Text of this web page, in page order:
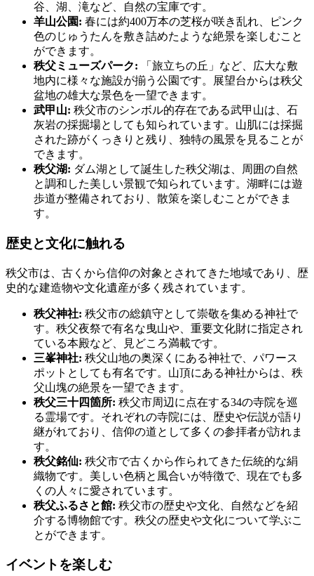
谷、湖、滝など、自然の宝庫です。
羊山公園: 春には約400万本の芝桜が咲き乱れ、ピンク
色のじゅうたんを敷き詰めたような絶景を楽しむこと
ができます。
秩父ミューズパーク: 「旅立ちの丘」など、広大な敷
地内に様々な施設が揃う公園です。展望台からは秩父
盆地の雄大な景色を一望できます。
武甲山: 秩父市のシンボル的存在である武甲山は、石
灰岩の採掘場としても知られています。山肌には採掘
された跡がくっきりと残り、独特の風景を見ることが
できます。
秩父湖: ダム湖として誕生した秩父湖は、周囲の自然
と調和した美しい景観で知られています。湖畔には遊
歩道が整備されており、散策を楽しむことができま
す。
歴史と文化に触れる
秩父市は、古くから信仰の対象とされてきた地域であり、歴
史的な建造物や文化遺産が多く残されています。
秩父神社: 秩父市の総鎮守として崇敬を集める神社で
す。秩父夜祭で有名な曳山や、重要文化財に指定され
ている本殿など、見どころ満載です。
三峯神社: 秩父山地の奥深くにある神社で、パワース
ポットとしても有名です。山頂にある神社からは、秩
父山塊の絶景を一望できます。
秩父三十四箇所: 秩父市周辺に点在する34の寺院を巡
る霊場です。それぞれの寺院には、歴史や伝説が語り
継がれており、信仰の道として多くの参拝者が訪れま
す。
秩父銘仙: 秩父市で古くから作られてきた伝統的な絹
織物です。美しい色柄と風合いが特徴で、現在でも多
くの人々に愛されています。
秩父ふるさと館: 秩父市の歴史や文化、自然などを紹
介する博物館です。秩父の歴史や文化について学ぶこ
とができます。
イベントを楽しむ